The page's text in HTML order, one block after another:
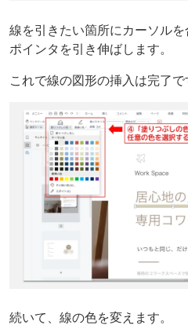
線を引きたい箇所にカーソル
ポインタを引き伸ばします。
これで線の図形の挿入は完了で
続いて、線の色を変えます。